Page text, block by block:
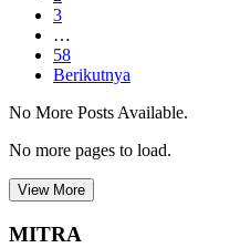
3
…
58
Berikutnya
No More Posts Available.
No more pages to load.
View More
MITRA